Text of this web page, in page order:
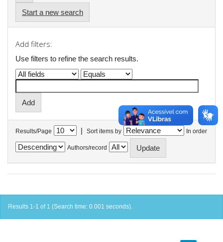
Start a new search
Add filters:
Use filters to refine the search results.
Results/Page | Sort items by In order
Authors/record
Results 1-1 of 1 (Search time: 0.001 seconds).